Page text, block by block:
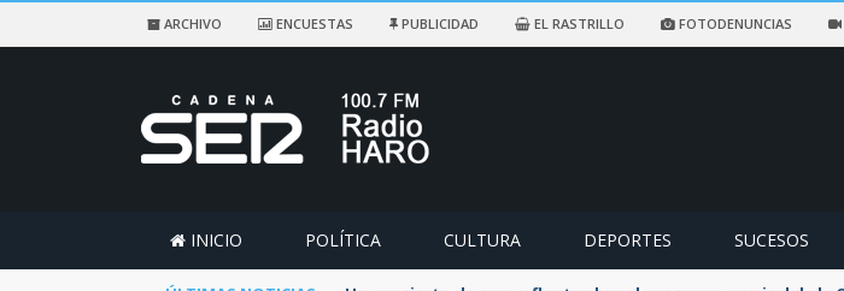
ARCHIVO ENCUESTAS PUBLICIDAD EL RASTRILLO FOTODENUNCIAS
INICIO POLÍTICA CULTURA DEPORTES SUCESOS